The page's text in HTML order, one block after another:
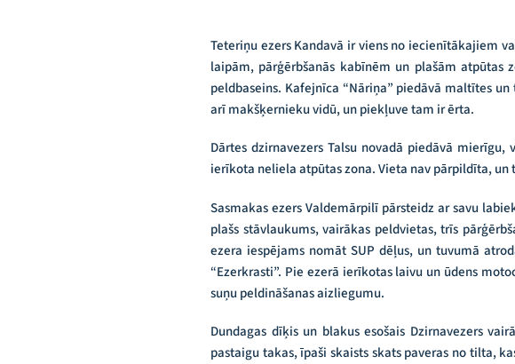
Teteriņu ezers Kandavā ir viens no iecienītākajiem
laipām, pārģērbšanās kabīnēm un plašām
peldbaseins. Kafejnīca “Nāriņa” piedāvā maltītes
arī makšķernieku vidū, un piekļuve tam ir ērta.
Dārtes dzirnavezers Talsu novadā piedāvā
ierīkota neliela atpūtas zona. Vieta nav pārpildīta,
Sasmakas ezers Valdemārpilī pārsteidz ar savu
plašs stāvlaukums, vairākas peldvietas, trīs
ezera iespējams nomāt SUP dēļus, un tuvumā
“Ezerkrasti”. Pie ezerā ierīkotas laivu un ūdens
suņu peldināšanas aizliegumu.
Dundagas dīķis un blakus esošais Dzirnavezers
pastaigu takas, īpaši skaists skats paveras no tilta,